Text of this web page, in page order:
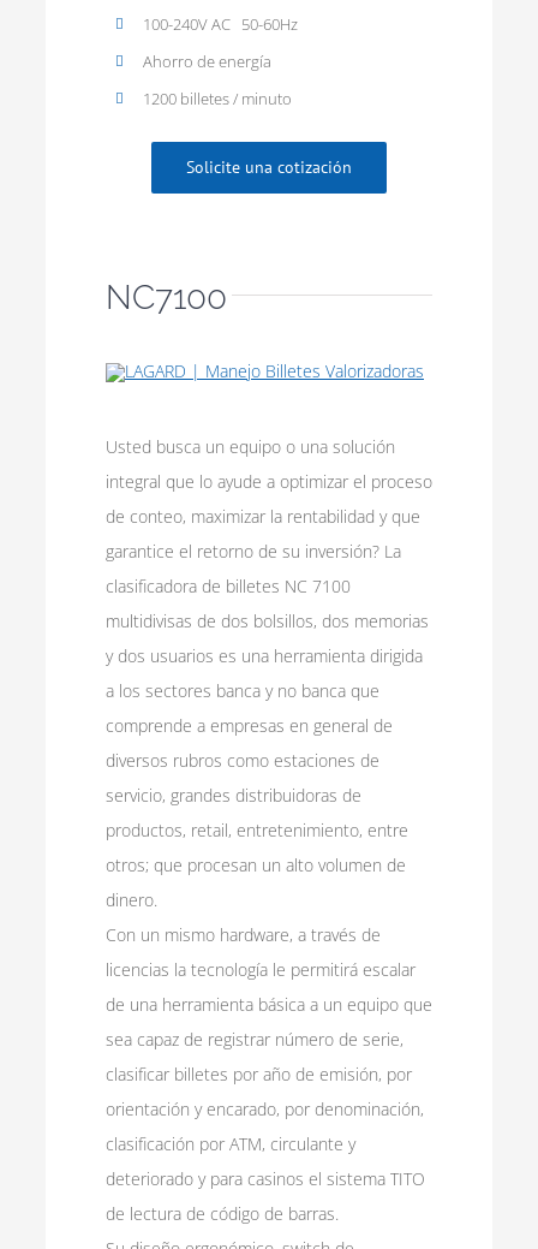
100-240V AC 50-60Hz
Ahorro de energía
1200 billetes / minuto
Solicite una cotización
NC7100
Usted busca un equipo o una solución
integral que lo ayude a optimizar el proceso
de conteo, maximizar la rentabilidad y que
garantice el retorno de su inversión? La
clasificadora de billetes NC 7100
multidivisas de dos bolsillos, dos memorias
y dos usuarios es una herramienta dirigida
a los sectores banca y no banca que
comprende a empresas en general de
diversos rubros como estaciones de
servicio, grandes distribuidoras de
productos, retail, entretenimiento, entre
otros; que procesan un alto volumen de
dinero.
Con un mismo hardware, a través de
licencias la tecnología le permitirá escalar
de una herramienta básica a un equipo que
sea capaz de registrar número de serie,
clasificar billetes por año de emisión, por
orientación y encarado, por denominación,
clasificación por ATM, circulante y
deteriorado y para casinos el sistema TITO
de lectura de código de barras.